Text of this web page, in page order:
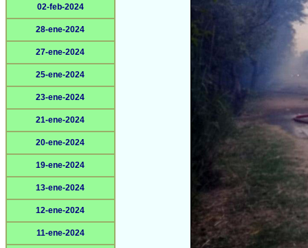
02-feb-2024
28-ene-2024
27-ene-2024
25-ene-2024
23-ene-2024
21-ene-2024
20-ene-2024
19-ene-2024
13-ene-2024
12-ene-2024
11-ene-2024